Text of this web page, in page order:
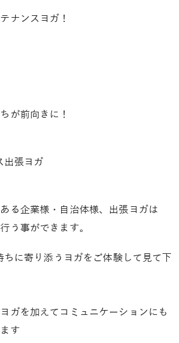
ナンスヨガ！
が前向きに！
張ヨガ
る企業様・自治体様、出張ヨガは
う事ができます。
ちに寄り添うヨガをご体験して見て下
ガを加えてコミュニケーションにも
す